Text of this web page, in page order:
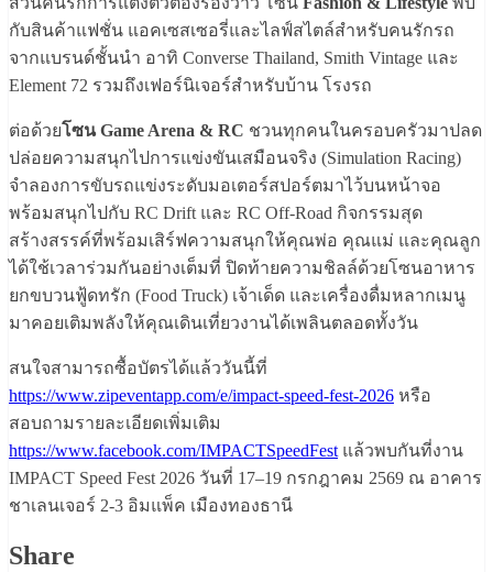
กับสินค้าแฟชั่น แอคเซสเซอรี่และไลฟ์สไตล์สำหรับคนรักรถ
จากแบรนด์ชั้นนำ อาทิ Converse Thailand, Smith Vintage และ
Element 72 รวมถึงเฟอร์นิเจอร์สำหรับบ้าน โรงรถ
ต่อด้วยโซน Game Arena & RC ชวนทุกคนในครอบครัวมาปลด
ปล่อยความสนุกไปการแข่งขันเสมือนจริง (Simulation Racing)
จำลองการขับรถแข่งระดับมอเตอร์สปอร์ตมาไว้บนหน้าจอ
พร้อมสนุกไปกับ RC Drift และ RC Off-Road กิจกรรมสุด
สร้างสรรค์ที่พร้อมเสิร์ฟความสนุกให้คุณพ่อ คุณแม่ และคุณลูก
ได้ใช้เวลาร่วมกันอย่างเต็มที่ ปิดท้ายความชิลล์ด้วยโซนอาหาร
ยกขบวนฟู้ดทรัก (Food Truck) เจ้าเด็ด และเครื่องดื่มหลากเมนู
มาคอยเติมพลังให้คุณเดินเที่ยวงานได้เพลินตลอดทั้งวัน
สนใจสามารถซื้อบัตรได้แล้ววันนี้ที่
https://www.zipeventapp.com/e/impact-speed-fest-2026 หรือ
สอบถามรายละเอียดเพิ่มเติม
https://www.facebook.com/IMPACTSpeedFest แล้วพบกันที่งาน
IMPACT Speed Fest 2026 วันที่ 17–19 กรกฎาคม 2569 ณ อาคาร
ชาเลนเจอร์ 2-3 อิมแพ็ค เมืองทองธานี
Share